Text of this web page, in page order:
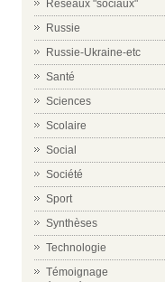
Réseaux "sociaux"
Russie
Russie-Ukraine-etc
Santé
Sciences
Scolaire
Social
Société
Sport
Synthèses
Technologie
Témoignage